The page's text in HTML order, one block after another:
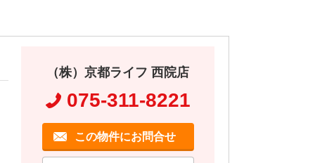
（株）京都ライフ 西院店
075-311-8221
この物件にお問合せ